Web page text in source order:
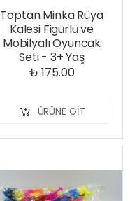
Toptan Minka Rüya
Kalesi Figürlü ve
Mobilyalı Oyuncak
Seti - 3+ Yaş
₺ 175.00
ÜRÜNE GIT